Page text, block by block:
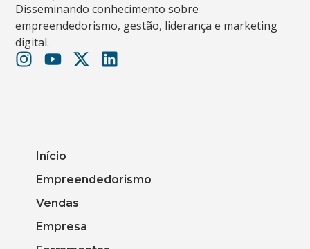
Disseminando conhecimento sobre
empreendedorismo, gestão, liderança e marketing
digital.
Início
Empreendedorismo
Vendas
Empresa